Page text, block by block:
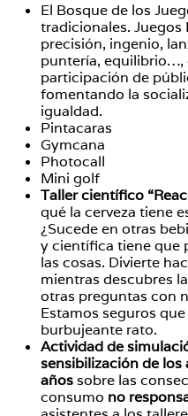
El Bosque de los
tradicionales. Juegos
precisión, ingenio,
puntería, equilibrio…,
participación de
fomentando la
igualdad.
Pintacaras
Gymcana
Photocall
Mini golf
Taller científico
qué la cerveza tiene
¿Sucede en otras
y científica tiene que
las cosas. Divierte
mientras descubres
otras preguntas con
Estamos seguros
burbujeante rato.
Actividad de
sensibilización de los
añossobre las
consumo no